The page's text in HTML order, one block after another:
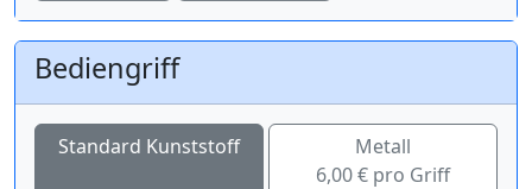
Bediengriff
Standard Kunststoff
Metall
6,00 € pro Griff